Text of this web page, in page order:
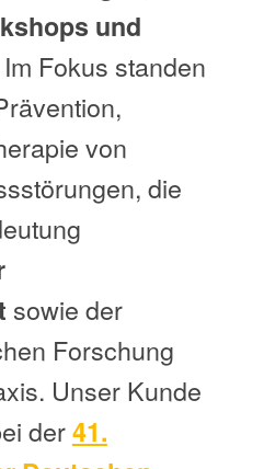
und
Im Fokus standen
von
die
sowie der
Forschung
Unser Kunde
der41.